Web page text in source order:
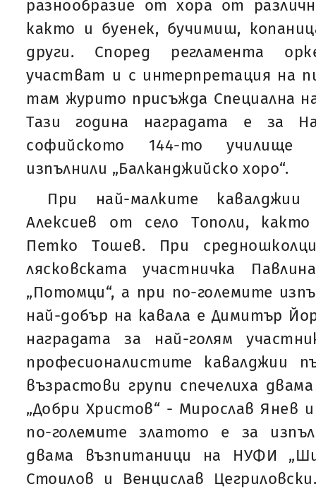
разнообразие от хора от
както и буенек, бучимиш,
други. Според регламента
участват и с интерпретация на
там журито присъжда Специална
Тази година наградата е за
софийското 144-то училище
изпълнили „Балканджийско хоро“.
При най-малките кавалджии
Алексиев от село Тополи,
Петко Тошев. При
лясковската участничка
„Потомци“, а при по-големите
най-добър на кавала е Димитър
наградата за най-голям
професионалистите кавалджии
възрастови групи спечелиха
„Добри Христов“ - Мирослав Янев
по-големите златото е за
двама възпитаници на НУФИ
Стоилов и Венцислав